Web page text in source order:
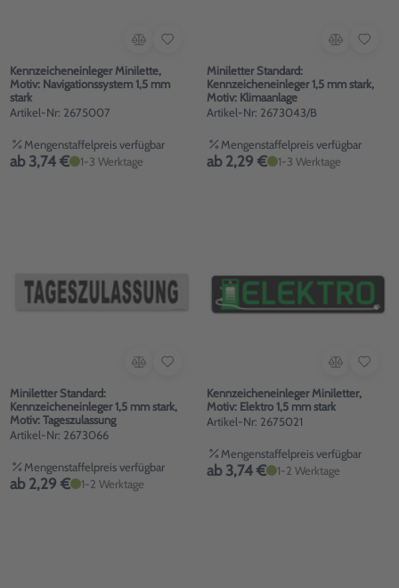
Kennzeicheneinleger Minilette,
Motiv: Navigationssystem 1,5 mm
stark
Artikel-Nr: 2675007
Mengenstaffelpreis verfügbar
ab 3,74 € 1-3 Werktage
Miniletter Standard:
Kennzeicheneinleger 1,5 mm stark,
Motiv: Klimaanlage
Artikel-Nr: 2673043/B
Mengenstaffelpreis verfügbar
ab 2,29 € 1-3 Werktage
Miniletter Standard:
Kennzeicheneinleger 1,5 mm stark,
Motiv: Tageszulassung
Artikel-Nr: 2673066
Mengenstaffelpreis verfügbar
ab 2,29 € 1-2 Werktage
Kennzeicheneinleger Miniletter,
Motiv: Elektro 1,5 mm stark
Artikel-Nr: 2675021
Mengenstaffelpreis verfügbar
ab 3,74 € 1-2 Werktage